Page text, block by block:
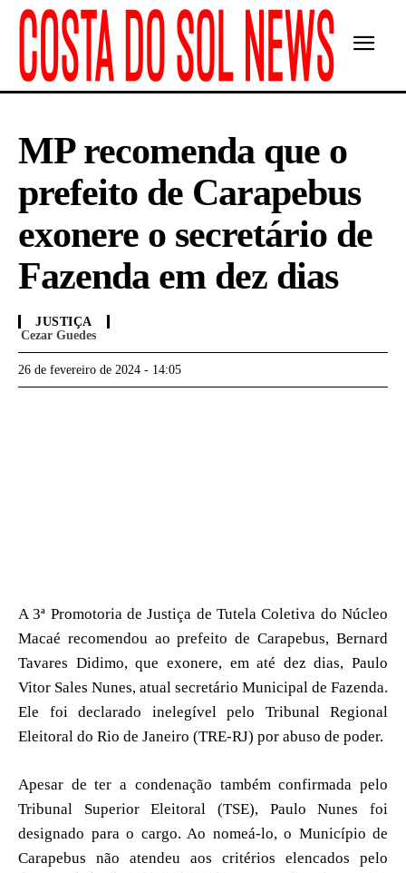
MP recomenda que o
prefeito de Carapebus
exonere o secretário de
Fazenda em dez dias
JUSTIÇA
Cezar Guedes
26 de fevereiro de 2024 - 14:05
A 3ª Promotoria de Justiça de Tutela Coletiva do Núcleo
Macaé recomendou ao prefeito de Carapebus, Bernard
Tavares Didimo, que exonere, em até dez dias, Paulo
Vitor Sales Nunes, atual secretário Municipal de Fazenda.
Ele foi declarado inelegível pelo Tribunal Regional
Eleitoral do Rio de Janeiro (TRE-RJ) por abuso de poder.
Apesar de ter a condenação também confirmada pelo
Tribunal Superior Eleitoral (TSE), Paulo Nunes foi
designado para o cargo. Ao nomeá-lo, o Município de
Carapebus não atendeu aos critérios elencados pelo